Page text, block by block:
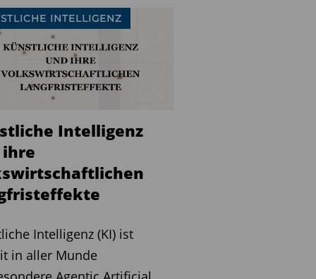
INTELLIGENZ
Intelligenz
Intelligenz (KI) ist
in aller Munde